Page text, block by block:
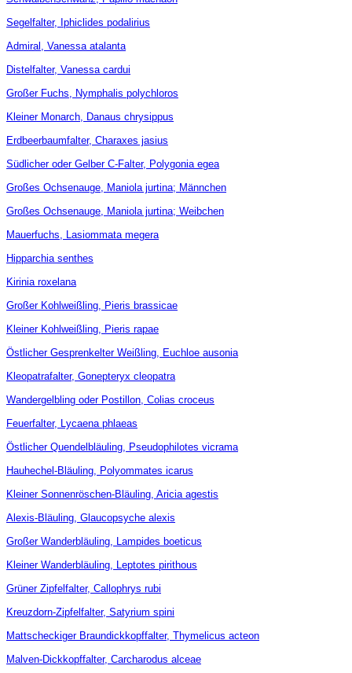
Segelfalter, Iphiclides podalirius
Admiral, Vanessa atalanta
Distelfalter, Vanessa cardui
Großer Fuchs, Nymphalis polychloros
Kleiner Monarch, Danaus chrysippus
Erdbeerbaumfalter, Charaxes jasius
Südlicher oder Gelber C-Falter, Polygonia egea
Großes Ochsenauge, Maniola jurtina; Männchen
Großes Ochsenauge, Maniola jurtina; Weibchen
Mauerfuchs, Lasiommata megera
Hipparchia senthes
Kirinia roxelana
Großer Kohlweißling, Pieris brassicae
Kleiner Kohlweißling, Pieris rapae
Östlicher Gesprenkelter Weißling, Euchloe ausonia
Kleopatrafalter, Gonepteryx cleopatra
Wandergelbling oder Postillon, Colias croceus
Feuerfalter, Lycaena phlaeas
Östlicher Quendelbläuling, Pseudophilotes vicrama
Hauhechel-Bläuling, Polyommates icarus
Kleiner Sonnenröschen-Bläuling, Aricia agestis
Alexis-Bläuling, Glaucopsyche alexis
Großer Wanderbläuling, Lampides boeticus
Kleiner Wanderbläuling, Leptotes pirithous
Grüner Zipfelfalter, Callophrys rubi
Kreuzdorn-Zipfelfalter, Satyrium spini
Mattscheckiger Braundickkopffalter, Thymelicus acteon
Malven-Dickkopffalter, Carcharodus alceae